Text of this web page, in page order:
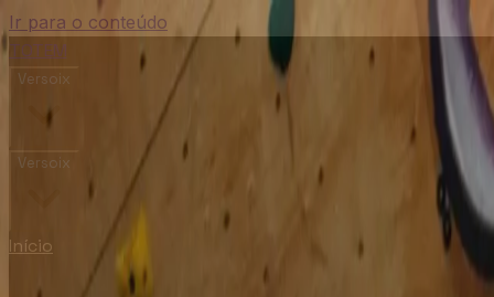
Ir para o conteúdo
TOTEM
Versoix
Versoix
Início